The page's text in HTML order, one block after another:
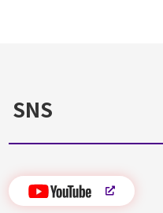
SNS